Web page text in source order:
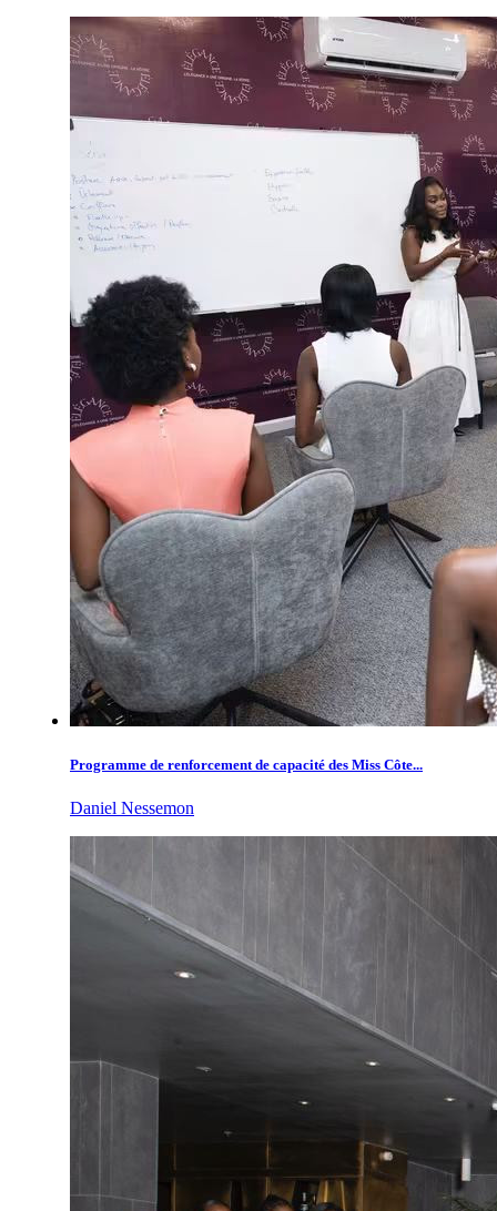
Programme de renforcement de capacité des Miss Côte...
Daniel Nessemon